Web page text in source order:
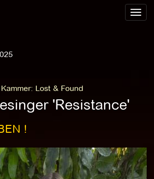
Toggle
: Lost & Found
'Resistance'
!